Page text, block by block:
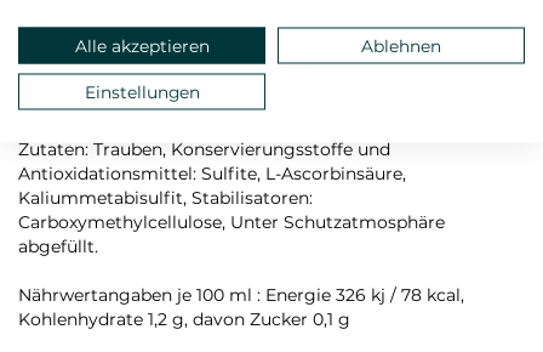
Allergenhinweis: enthält Sulfite
Verschluss: Diamkorken
Land: Italien, Anbauregion: Friaul
Rebsorte: Chardonnay
Zutaten: Trauben, Konservierungsstoffe und
Antioxidationsmittel: Sulfite, L-Ascorbinsäure,
Kaliummetabisulfit, Stabilisatoren:
Carboxymethylcellulose, Unter Schutzatmosphäre
abgefüllt.
Nährwertangaben je 100 ml : Energie 326 kj / 78 kcal,
Kohlenhydrate 1,2 g, davon Zucker 0,1 g
Alle akzeptieren Ablehnen
Einstellungen